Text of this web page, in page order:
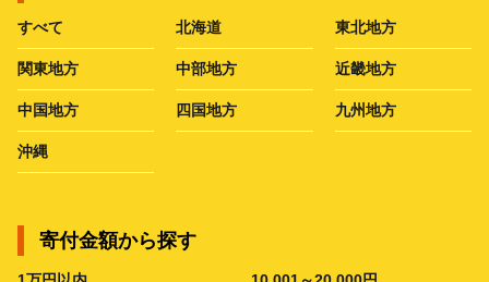
すべて 北海道 東北地方
関東地方 中部地方 近畿地方
中国地方 四国地方 九州地方
沖縄
寄付金額から探す